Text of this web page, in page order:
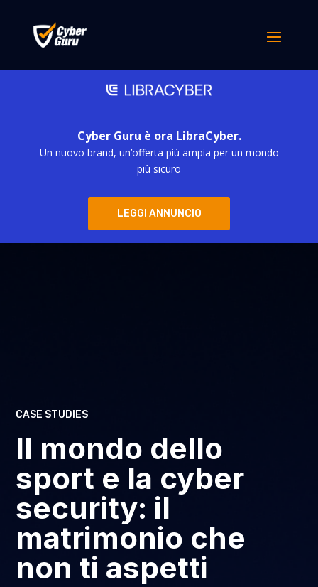
Cyber Guru è ora LibraCyber.
Un nuovo brand, un’offerta più ampia per un mondo
più sicuro
LEGGI ANNUNCIO
CASE STUDIES
Il mondo dello
sport e la cyber
security: il
matrimonio che
non ti aspetti